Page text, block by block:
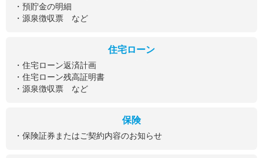
・預貯金の明細
・源泉徴収票 など
住宅ローン
・住宅ローン返済計画
・住宅ローン残高証明書
・源泉徴収票 など
保険
・保険証券またはご契約内容のお知らせ